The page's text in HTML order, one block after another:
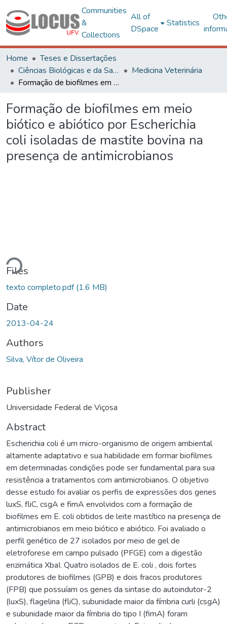
Communities
&
Collections
All of
DSpace
Statistics
Home
Teses e Dissertações
Ciências Biológicas e da Saúde
Medicina Veterinária
Formação de biofilmes em meio biótico e abiótico por Escherichia coli isoladas de mastite bovina na presença de antimicrobianos
Formação de biofilmes em meio
biótico e abiótico por Escherichia
coli isoladas de mastite bovina na
presença de antimicrobianos
Loading...
Files
texto completo.pdf(1.6 MB)
Date
2013-04-24
Authors
Silva, Vítor de Oliveira
Publisher
Universidade Federal de Viçosa
Abstract
Escherichia coli é um micro-organismo de origem ambiental
altamente adaptativo e sua habilidade em formar biofilmes
em determinadas condições pode ser fundamental para sua
resistência a tratamentos com antimicrobianos. O objetivo
desse estudo foi avaliar os perfis de expressões dos genes
luxS, fliC, csgA e fimA envolvidos com a formação de
biofilmes em E. coli obtidos de leite mastítico na presença de
antimicrobianos em meio biótico e abiótico. Foi avaliado o
perfil genético de 27 isolados por meio de gel de
eletroforese em campo pulsado (PFGE) com a digestão
enzimática XbaI. Quatro isolados de E. coli , dois fortes
produtores de biofilmes (GPB) e dois fracos produtores
(FPB) que possuíam os genes da sintase do autoindutor-2
(luxS), flagelina (fliC), subunidade maior da fímbria curli (csgA)
e subunidade maior da fímbria do tipo I (fimA) foram